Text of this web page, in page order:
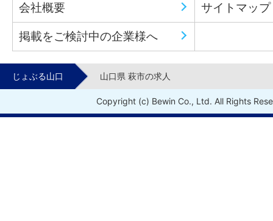
会社概要 サイトマップ
掲載をご検討中の企業様へ
じょぶる山口 山口県 萩市の求人
Copyright (c) Bewin Co., Ltd. All Rights